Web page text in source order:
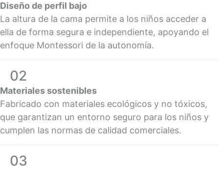
Diseño de perfil bajo
La altura de la cama permite a los niños acceder a
ella de forma segura e independiente, apoyando el
enfoque Montessori de la autonomía.
02
Materiales sostenibles
Fabricado con materiales ecológicos y no tóxicos,
que garantizan un entorno seguro para los niños y
cumplen las normas de calidad comerciales.
03